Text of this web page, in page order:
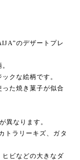
のデザートプレ
クな絵柄です。
た焼き菓子が似合
異なります。
トラリーキズ、ガタ
ビなどの大きなダ